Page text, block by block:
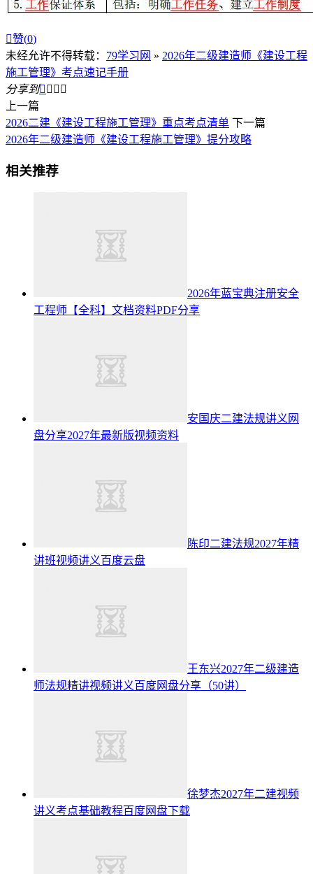
赞(0)
未经允许不得转载： 79学习网 » 2026年二级建造师《建设工程
施工管理》考点速记手册
分享到   
上一篇
2026二建《建设工程施工管理》重点考点清单 下一篇
2026年二级建造师《建设工程施工管理》提分攻略
相关推荐
2026年蓝宝典注册安全
工程师【全科】文档资料PDF分享
安国庆二建法规讲义网
盘分享2027年最新版视频资料
陈印二建法规2027年精
讲班视频讲义百度云盘
王东兴2027年二级建造
师法规精讲视频讲义百度网盘分享（50讲）
徐梦杰2027年二建视频
讲义考点基础教程百度网盘下载